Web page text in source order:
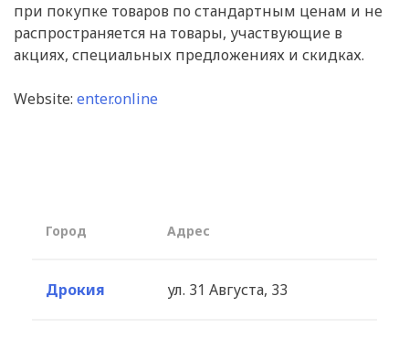
при покупке товаров по стандартным ценам и не
распространяется на товары, участвующие в
акциях, специальных предложениях и скидках.
Website: enter.online
Город Aдрес
Дрокия ул. 31 Aвгуста, 33